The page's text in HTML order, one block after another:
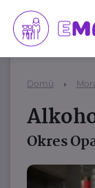
Domů
Okres